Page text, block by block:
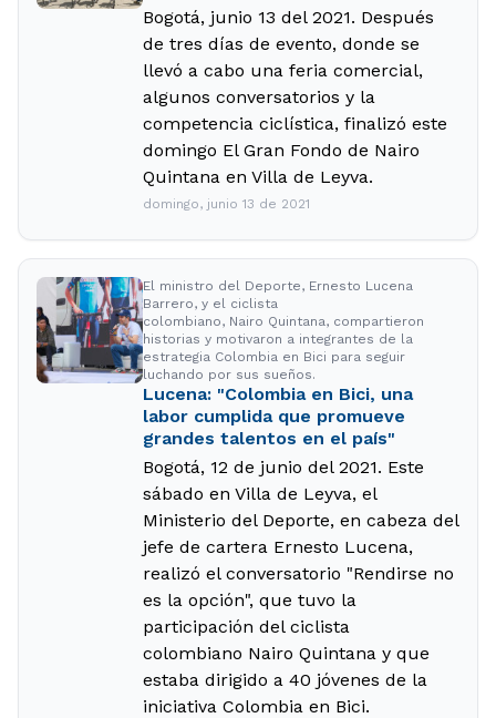
Bogotá, junio 13 del 2021. Después
de tres días de evento, donde se
llevó a cabo una feria comercial,
algunos conversatorios y la
competencia ciclística, finalizó este
domingo El Gran Fondo de Nairo
Quintana en Villa de Leyva.
domingo, junio 13 de 2021
El ministro del Deporte, Ernesto Lucena
Barrero, y el ciclista
colombiano, Nairo Quintana, compartieron
historias y motivaron a integrantes de la
estrategia Colombia en Bici para seguir
luchando por sus sueños.
Lucena: "Colombia en Bici, una
labor cumplida que promueve
grandes talentos en el país"
Bogotá, 12 de junio del 2021. Este
sábado en Villa de Leyva, el
Ministerio del Deporte, en cabeza del
jefe de cartera Ernesto Lucena,
realizó el conversatorio "Rendirse no
es la opción", que tuvo la
participación del ciclista
colombiano Nairo Quintana y que
estaba dirigido a 40 jóvenes de la
iniciativa Colombia en Bici.